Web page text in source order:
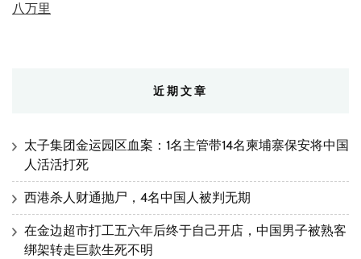
八万里
近期文章
太子集团金运园区血案：1名主管带14名柬埔寨保安将中国
人活活打死
西港杀人财通抛尸，4名中国人被判无期
在金边超市打工五六年后终于自己开店，中国男子被熟客
绑架转走巨款生死不明